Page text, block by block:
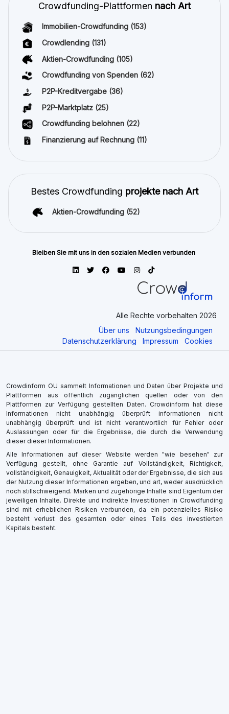
Crowdfunding-Plattformen nach Art
Immobilien-Crowdfunding (153)
Crowdlending (131)
Aktien-Crowdfunding (105)
Crowdfunding von Spenden (62)
P2P-Kreditvergabe (36)
P2P-Marktplatz (25)
Crowdfunding belohnen (22)
Finanzierung auf Rechnung (11)
Bestes Crowdfunding projekte nach Art
Aktien-Crowdfunding (52)
Bleiben Sie mit uns in den sozialen Medien verbunden
Alle Rechte vorbehalten 2026
Über uns
Nutzungsbedingungen
Datenschutzerklärung
Impressum Cookies
Crowdinform OU sammelt Informationen und Daten über Projekte und
Plattformen aus öffentlich zugänglichen quellen oder von den
Plattformen zur Verfügung gestellten Daten. Crowdinform hat diese
Informationen nicht unabhängig überprüft informationen nicht
unabhängig überprüft und ist nicht verantwortlich für Fehler oder
Auslassungen oder für die Ergebnisse, die durch die Verwendung
dieser dieser Informationen.
Alle Informationen auf dieser Website werden "wie besehen" zur
Verfügung gestellt, ohne Garantie auf Vollständigkeit, Richtigkeit,
vollständigkeit, Genauigkeit, Aktualität oder der Ergebnisse, die sich aus
der Nutzung dieser Informationen ergeben, und art, weder ausdrücklich
noch stillschweigend. Marken und zugehörige Inhalte sind Eigentum der
jeweiligen Inhalte. Direkte und indirekte Investitionen in Crowdfunding
sind mit erheblichen Risiken verbunden, da ein potenzielles Risiko
besteht verlust des gesamten oder eines Teils des investierten
Kapitals besteht.